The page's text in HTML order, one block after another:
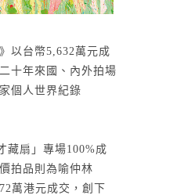
以台幣5,632萬元成
十年來國、內外拍場
個人世界紀錄
藏扇」專場100%成
拍品則為喻仲林
萬港元成交，創下